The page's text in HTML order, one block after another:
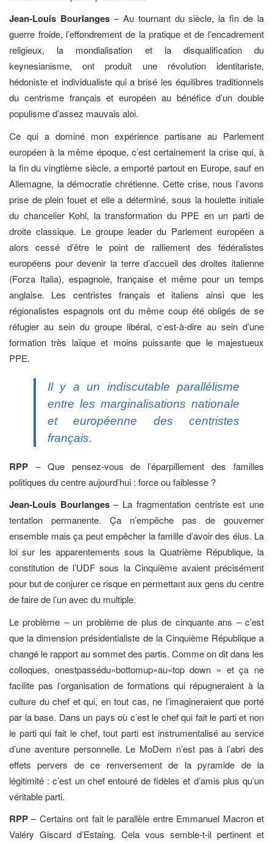
Jean-Louis Bourlanges– Au tournant du siècle, la fin de la
guerre froide, l’effondrement de la pratique et de l’encadrement
religieux, la mondialisation et la disqualification du
keynesianisme, ont produit une révolution identitariste,
hédoniste et individualiste qui a brisé les équilibres traditionnels
du centrisme français et européen au bénéfice d’un double
populisme d’assez mauvais aloi.
Ce qui a dominé mon expérience partisane au Parlement
européen à la même époque, c’est certainement la crise qui, à
la fin du vingtième siècle, a emporté partout en Europe, sauf en
Allemagne, la démocratie chrétienne. Cette crise, nous l’avons
prise de plein fouet et elle a déterminé, sous la houlette initiale
du chancelier Kohl, la transformation du PPE en un parti de
droite classique. Le groupe leader du Parlement européen a
alors cessé d’être le point de ralliement des fédéralistes
européens pour devenir la terre d’accueil des droites italienne
(Forza Italia), espagnole, française et même pour un temps
anglaise. Les centristes français et italiens ainsi que les
régionalistes espagnols ont du même coup été obligés de se
réfugier au sein du groupe libéral, c’est-à-dire au sein d’une
formation très laïque et moins puissante que le majestueux
PPE.
Il y a un indiscutable parallélisme
entre les marginalisations nationale
et européenne des centristes
français.
RPP – Que pensez-vous de l’éparpillement des familles
politiques du centre aujourd’hui : force ou faiblesse ?
Jean-Louis Bourlanges– La fragmentation centriste est une
tentation permanente. Ça n’empêche pas de gouverner
ensemble mais ça peut empêcher la famille d’avoir des élus. La
loi sur les apparentements sous la Quatrième République, la
constitution de l’UDF sous la Cinquième avaient précisément
pour but de conjurer ce risque en permettant aux gens du centre
de faire de l’un avec du multiple.
Le problème – un problème de plus de cinquante ans – c’est
que la dimension présidentialiste de la Cinquième République a
changé le rapport au sommet des partis. Comme on dit dans les
colloques, onestpassédu«bottomup»au«top down » et ça ne
facilite pas l’organisation de formations qui répugneraient à la
culture du chef et qui, en tout cas, ne l’imagineraient que porté
par la base. Dans un pays où c’est le chef qui fait le parti et non
le parti qui fait le chef, tout parti est instrumentalisé au service
d’une aventure personnelle. Le MoDem n’est pas à l’abri des
effets pervers de ce renversement de la pyramide de la
légitimité : c’est un chef entouré de fidèles et d’amis plus qu’un
véritable parti.
RPP – Certains ont fait le parallèle entre Emmanuel Macron et
Valéry Giscard d’Estaing. Cela vous semble-t-il pertinent et